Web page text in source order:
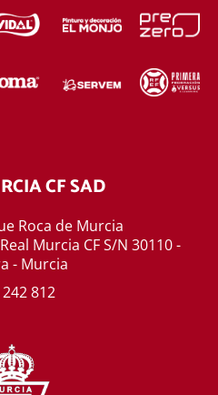
CF SAD
Roca de Murcia
Murcia CF S/N 30110 -
- Murcia
812